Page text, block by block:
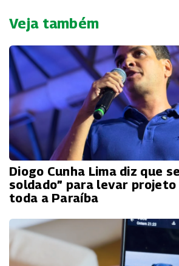
Veja também
Diogo Cunha Lima diz que
soldado” para levar projeto
toda a Paraíba